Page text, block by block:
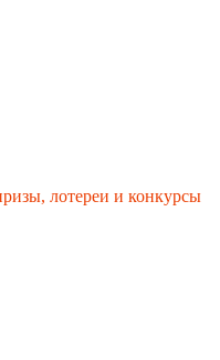
лотереи и конкурсы